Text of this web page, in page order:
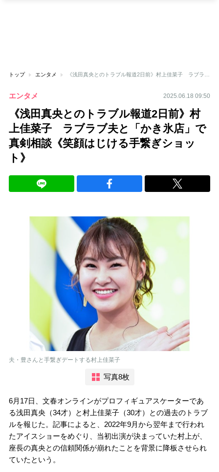
トップ エンタメ
エンタメ 2025.06.18 09:50
《浅田真央とのトラブル報道2日前》村
上佳菜子 ラブラブ夫と「かき氷店」で
真剣相談《笑顔はじける手繋ぎショッ
ト》
夫・豊さんと手繋ぎデートする村上佳菜子
写真8枚
6月17日、文春オンラインがプロフィギュアスケーターであ
る浅田真央（34才）と村上佳菜子（30才）との過去のトラブ
ルを報じた。記事によると、2022年9月から翌年まで行われ
たアイスショーをめぐり、当初出演が決まっていた村上が、
座長の真央との信頼関係が崩れたことを背景に降板させられ
ていたという。